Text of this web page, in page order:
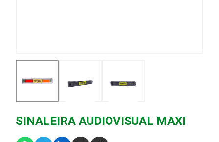
SINALEIRA AUDIOVISUAL MAXI